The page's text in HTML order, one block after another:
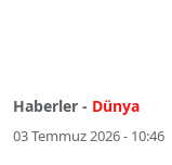
Haberler - Dünya
03 Temmuz 2026 - 10:46